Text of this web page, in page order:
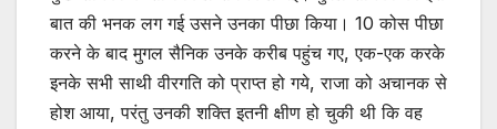
बात की भनक लग गई उसने उनका पीछा किया। 10 कोस पीछा
करने के बाद मुगल सैनिक उनके करीब पहुंच गए, एक-एक करके
इनके सभी साथी वीरगति को प्राप्त हो गये, राजा को अचानक से
होश आया, परंतु उनकी शक्ति इतनी क्षीण हो चुकी थी कि वह